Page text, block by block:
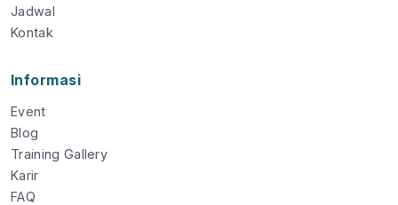
Jadwal
Kontak
Informasi
Event
Blog
Training Gallery
Karir
FAQ